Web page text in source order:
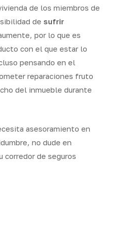
de los miembros de
de sufrir
por lo que es
con el que estar lo
pensando en el
reparaciones fruto
del inmueble durante
asesoramiento en
no dude en
corredor de seguros